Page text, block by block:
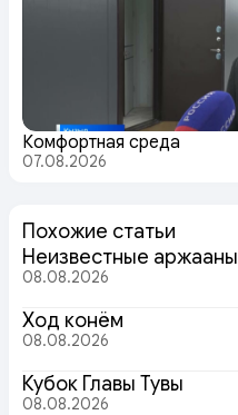
Комфортная среда
07.08.2026
Похожие статьи
Неизвестные аржааны
08.08.2026
Ход конём
08.08.2026
Кубок Главы Тувы
08.08.2026